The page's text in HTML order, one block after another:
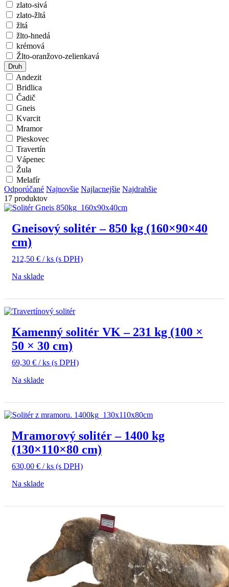
zlato-sivá
zlato-žltá
žltá
žlto-hnedá
krémová
Žlto-oranžovo-zelienkavá
Druh
Andezit
Bridlica
Čadič
Gneis
Kvarcit
Mramor
Pieskovec
Travertín
Vápenec
Žula
Melafír
Odporúčané Najnovšie Najlacnejšie Najdrahšie
17 produktov
Gneisový solitér – 850 kg (160×90×40
cm)
212,50 € / ks (s DPH)
Na sklade
Kamenný solitér VK – 231 kg (100 ×
50 × 30 cm)
69,30 € / ks (s DPH)
Na sklade
Mramorový solitér – 1400 kg
(130×110×80 cm)
630,00 € / ks (s DPH)
Na sklade